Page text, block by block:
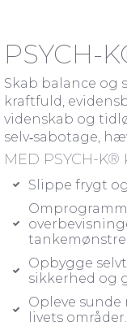
PSYCH-
Skab balance og
kraftfuld,
videnskab og
selv‑sabotage,
MED PSYCH-K®
Slippe frygt
tankemønstre.
Opbygge
sikkerhed og
Opleve sunde
livets områder.